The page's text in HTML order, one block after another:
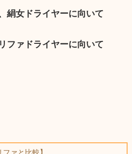
絹女ドライヤーに向いて
ファドライヤーに向いて
ァと比較】